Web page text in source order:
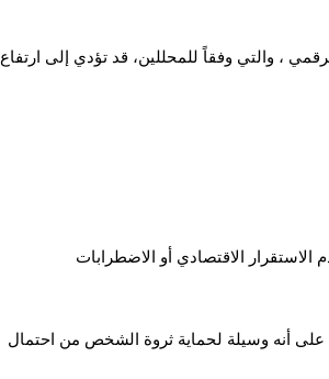
، والتي وفقاً للمحللين، قد تؤدي إلى ارتفاع
الاقتصادي أو الاضطرابات
على أنه وسيلة لحماية ثروة الشخص من احتمال